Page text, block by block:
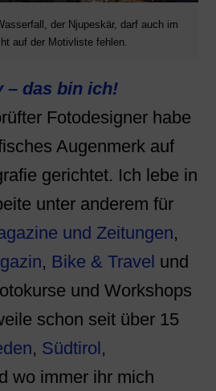
der Njupeskär, darf auch im
auf der Motivliste fehlen.
– das bin ich!
Fotodesigner habe
Augenmerk auf
gerichtet. Ich lebe in
unter anderem für
und Zeitungen,
, Bike & Travel und
und Workshops
schon seit über 15
, Südtirol,
wo immer ihr mich